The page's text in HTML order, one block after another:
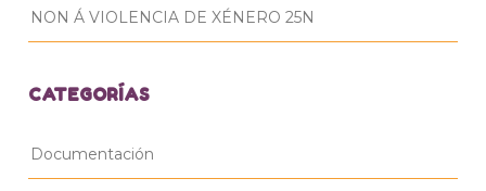
NON Á VIOLENCIA DE XÉNERO 25N
CATEGORÍAS
Documentación